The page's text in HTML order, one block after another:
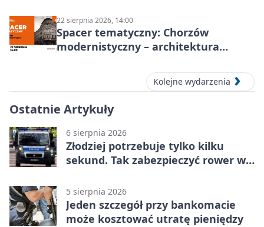
22 sierpnia 2026, 14:00
Spacer tematyczny: Chorzów
modernistyczny – architektura
Kolejne wydarzenia
Ostatnie Artykuły
6 sierpnia 2026
Złodziej potrzebuje tylko kilku
sekund. Tak zabezpieczyć rower w
5 sierpnia 2026
Jeden szczegół przy bankomacie
może kosztować utratę pieniędzy